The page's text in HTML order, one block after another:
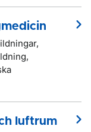
luftrum